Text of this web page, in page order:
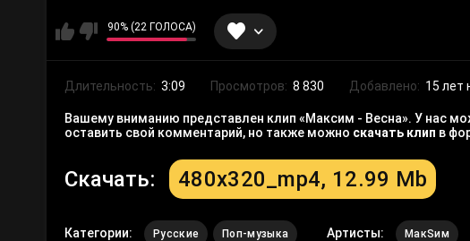
90% (22 ГОЛОСА)
Длительность: 3:09 Просмотров: 8 830 Добавлено: 15 лет
Вашему вниманию представлен клип «Максим - Весна». У нас
оставить свой комментарий, но также можно скачать клип в
Скачать: 480x320_mp4, 12.99 Mb
Категории: Русские Поп-музыка Артисты: МакSим